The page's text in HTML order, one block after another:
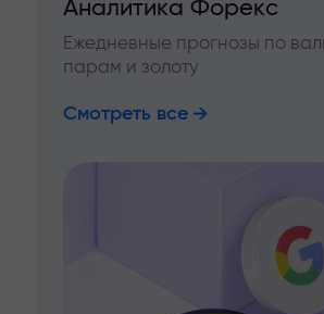
Аналитика Форекс
Ежедневные прогнозы по
парам и золоту
Смотреть все